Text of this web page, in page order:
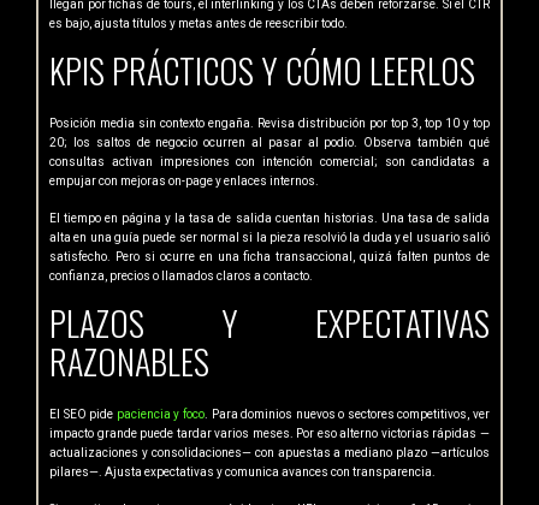
llegan por fichas de tours, el interlinking y los CTAs deben reforzarse. Si el CTR
es bajo, ajusta títulos y metas antes de reescribir todo.
KPIS PRÁCTICOS Y CÓMO LEERLOS
Posición media sin contexto engaña. Revisa distribución por top 3, top 10 y top
20; los saltos de negocio ocurren al pasar al podio. Observa también qué
consultas activan impresiones con intención comercial; son candidatas a
empujar con mejoras on-page y enlaces internos.
El tiempo en página y la tasa de salida cuentan historias. Una tasa de salida
alta en una guía puede ser normal si la pieza resolvió la duda y el usuario salió
satisfecho. Pero si ocurre en una ficha transaccional, quizá falten puntos de
confianza, precios o llamados claros a contacto.
PLAZOS Y EXPECTATIVAS
RAZONABLES
El SEO pide paciencia y foco. Para dominios nuevos o sectores competitivos, ver
impacto grande puede tardar varios meses. Por eso alterno victorias rápidas —
actualizaciones y consolidaciones— con apuestas a mediano plazo —artículos
pilares—. Ajusta expectativas y comunica avances con transparencia.